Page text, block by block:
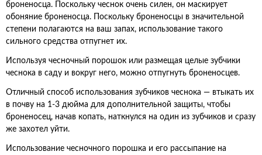
броненосца. Поскольку чеснок очень силен, он маскирует
обоняние броненосца. Поскольку броненосцы в значительной
степени полагаются на ваш запах, использование такого
сильного средства отпугнет их.
Используя чесночный порошок или размещая целые зубчики
чеснока в саду и вокруг него, можно отпугнуть броненосцев.
Отличный способ использования зубчиков чеснока — втыкать их
в почву на 1-3 дюйма для дополнительной защиты, чтобы
броненосец, начав копать, наткнулся на один из зубчиков и сразу
же захотел уйти.
Использование чесночного порошка и его рассыпание на